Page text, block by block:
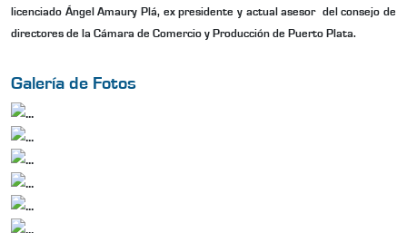
licenciado Ángel Amaury Plá, ex presidente y actual asesor del consejo de
directores de la Cámara de Comercio y Producción de Puerto Plata.
Galería de Fotos